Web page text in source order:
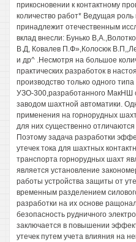
прикосновении к контактному
количество работ* Ведущая
принадлежит отечественным
вклад внесли: Бунько
В.Д, Ковалев П.Ф»,Колосюк
и др^ .Несмотря на большое
практических разработок в
производство только одного
УЗО-300,разработанного МакНШ
заводом шахтной автоматики.
применения на горнорудных
для них существенно
Поэтому задача разработки
утечек тока для шахтных
транспорта горнорудных шахт
является установление
работы устройства защиты от
временным разделением
разработки на их основе
безопасность рудничного
заключается в повышении
утечек путем учета влияния на